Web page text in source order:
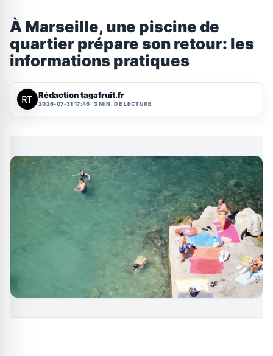
À Marseille, une piscine de
quartier prépare son retour: les
informations pratiques
Rédaction tagafruit.fr
2026-07-31 17:46 3 MIN. DE LECTURE